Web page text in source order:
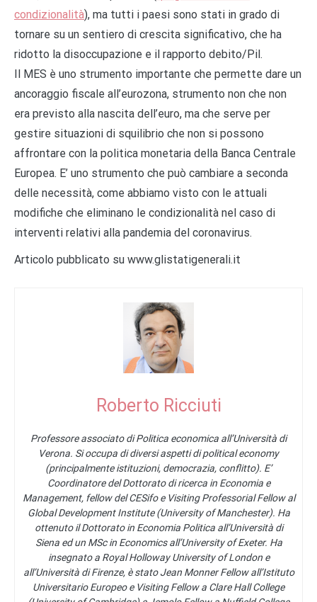
condizionalità), ma tutti i paesi sono stati in grado di
tornare su un sentiero di crescita significativo, che ha
ridotto la disoccupazione e il rapporto debito/Pil.
Il MES è uno strumento importante che permette dare un
ancoraggio fiscale all’eurozona, strumento non che non
era previsto alla nascita dell’euro, ma che serve per
gestire situazioni di squilibrio che non si possono
affrontare con la politica monetaria della Banca Centrale
Europea. E’ uno strumento che può cambiare a seconda
delle necessità, come abbiamo visto con le attuali
modifiche che eliminano le condizionalità nel caso di
interventi relativi alla pandemia del coronavirus.
Articolo pubblicato su www.glistatigenerali.it
Roberto Ricciuti
Professore associato di Politica economica all’Università di
Verona. Si occupa di diversi aspetti di political economy
(principalmente istituzioni, democrazia, conflitto). E’
Coordinatore del Dottorato di ricerca in Economia e
Management, fellow del CESifo e Visiting Professorial Fellow al
Global Development Institute (University of Manchester). Ha
ottenuto il Dottorato in Economia Politica all’Università di
Siena ed un MSc in Economics all’University of Exeter. Ha
insegnato a Royal Holloway University of London e
all’Università di Firenze, è stato Jean Monner Fellow all’Istituto
Universitario Europeo e Visiting Fellow a Clare Hall College